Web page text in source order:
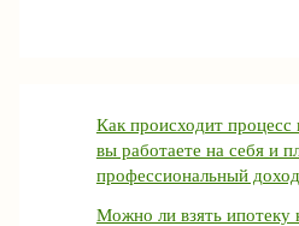
Как происходит процесс
вы работаете на себя и
профессиональный
Можно ли взять ипотеку